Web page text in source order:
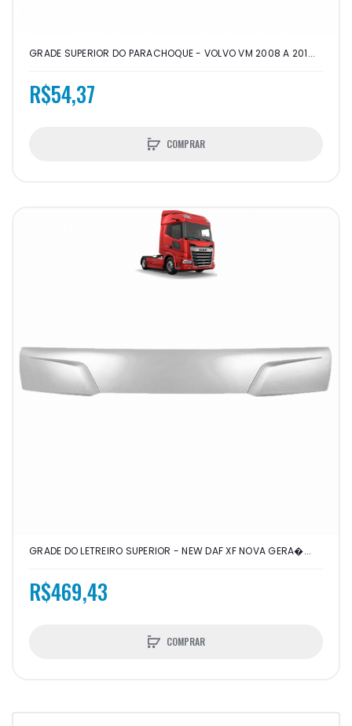
GRADE SUPERIOR DO PARACHOQUE - VOLVO VM 2008 A 201...
R$54,37
COMPRAR
GRADE DO LETREIRO SUPERIOR - NEW DAF XF NOVA GERA�...
R$469,43
COMPRAR